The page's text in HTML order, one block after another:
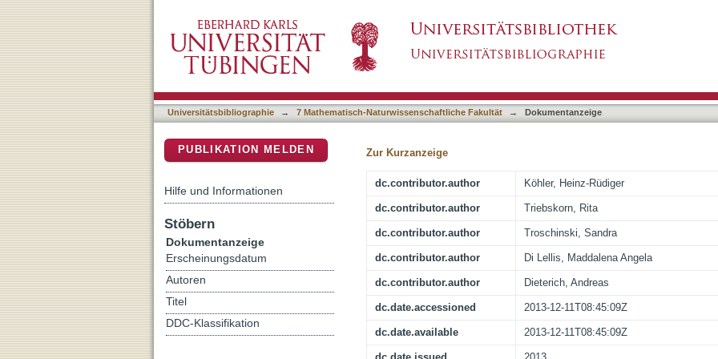
population of Xeropicta derbentina (Krynicki 1836) (Pulmonata,
Universitätsbibliographie → 7 Mathematisch-Naturwissenschaftliche Fakultät → Dokumentanzeige
Zur Kurzanzeige
dc.contributor.author Köhler, Heinz-Rüdiger
dc.contributor.author Triebskorn, Rita
dc.contributor.author Troschinski, Sandra
dc.contributor.author Di Lellis, Maddalena Angela
dc.contributor.author Dieterich, Andreas
dc.date.accessioned 2013-12-11T08:45:09Z
dc.date.available 2013-12-11T08:45:09Z
PUBLIKATION MELDEN
Hilfe und Informationen
Stöbern
Dokumentanzeige
Erscheinungsdatum
Autoren
Titel
DDC-Klassifikation